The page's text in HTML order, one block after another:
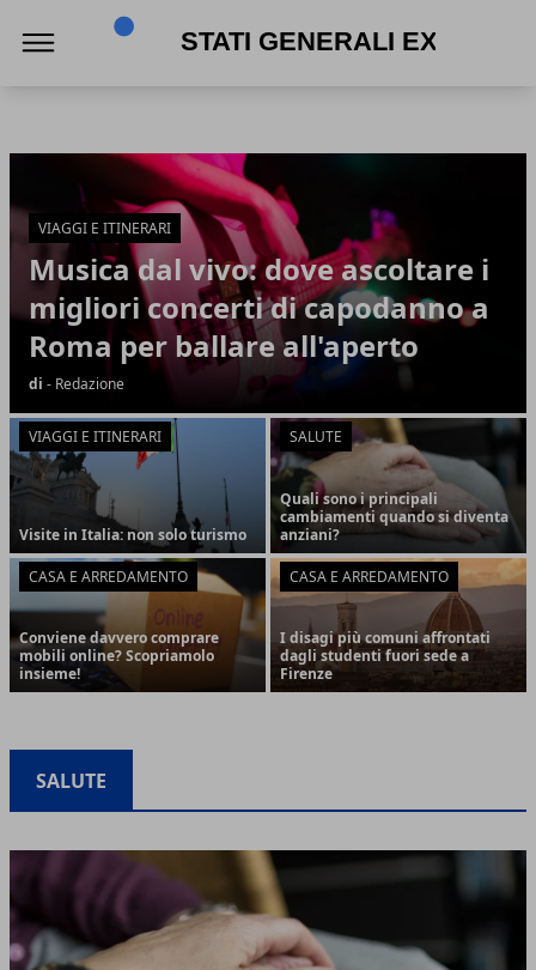
Articoli in Evidenza
VIAGGI E ITINERARI
Musica dal vivo: dove ascoltare i
migliori concerti di capodanno a
Roma per ballare all'aperto
di - Redazione
VIAGGI E ITINERARI
Visite in Italia: non solo turismo
SALUTE
Quali sono i principali
cambiamenti quando si diventa
anziani?
CASA E ARREDAMENTO
Conviene davvero comprare
mobili online? Scopriamolo
insieme!
CASA E ARREDAMENTO
I disagi più comuni affrontati
dagli studenti fuori sede a
Firenze
SALUTE